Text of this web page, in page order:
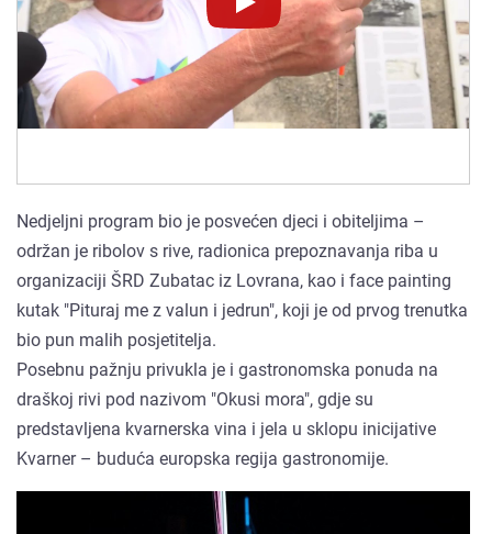
Novinet.tv
Novinet.tv
Nedjeljni program bio je posvećen djeci i obiteljima –
održan je ribolov s rive, radionica prepoznavanja riba u
organizaciji ŠRD Zubatac iz Lovrana, kao i face painting
kutak "Pituraj me z valun i jedrun", koji je od prvog trenutka
bio pun malih posjetitelja.
Posebnu pažnju privukla je i gastronomska ponuda na
draškoj rivi pod nazivom "Okusi mora", gdje su
predstavljena kvarnerska vina i jela u sklopu inicijative
Kvarner – buduća europska regija gastronomije.